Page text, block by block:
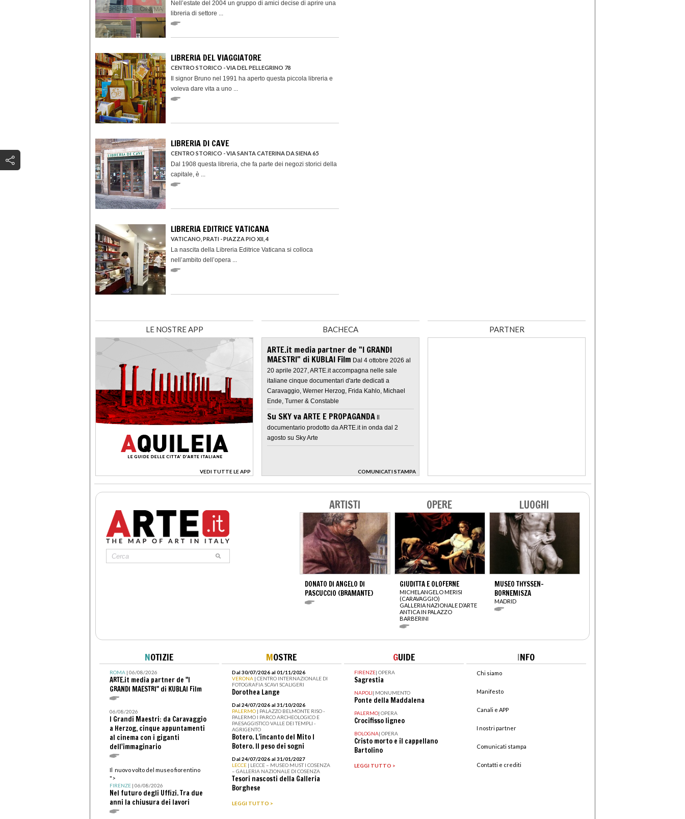
Nell’estate del 2004 un gruppo di amici decise di aprire una
libreria di settore ...
LIBRERIA DEL VIAGGIATORE
CENTRO STORICO - VIA DEL PELLEGRINO 78
Il signor Bruno nel 1991 ha aperto questa piccola libreria e
voleva dare vita a uno ...
LIBRERIA DI CAVE
CENTRO STORICO - VIA SANTA CATERINA DA SIENA 65
Dal 1908 questa libreria, che fa parte dei negozi storici della
capitale, è ...
LIBRERIA EDITRICE VATICANA
VATICANO, PRATI - PIAZZA PIO XII, 4
La nascita della Libreria Editrice Vaticana si colloca
nell’ambito dell’opera ...
LE NOSTRE APP
VEDI TUTTE LE APP
>
BACHECA
ARTE.it media partner de "I GRANDI
MAESTRI" di KUBLAI Film Dal 4 ottobre 2026 al
20 aprile 2027, ARTE.it accompagna nelle sale
italiane cinque documentari d'arte dedicati a
Caravaggio, Werner Herzog, Frida Kahlo, Michael
Ende, Turner & Constable
Su SKY va ARTE E PROPAGANDA
documentario prodotto da ARTE.it in onda dal 2
agosto su Sky Arte
COMUNICATI STAMPA
>
PARTNER
ARTISTI
DONATO DI ANGELO DI
PASCUCCIO (BRAMANTE)
OPERE
GIUDITTA E OLOFERNE
MICHELANGELO MERISI
(CARAVAGGIO)
GALLERIA NAZIONALE D’ARTE
ANTICA IN PALAZZO
BARBERINI
LUOGHI
MUSEO THYSSEN-
BORNEMISZA
MADRID
NOTIZIE
ROMA| 06/08/2026
ARTE.it media partner de "I
GRANDI MAESTRI" di KUBLAI Film
06/08/2026
I Grandi Maestri: da Caravaggio
a Herzog, cinque appuntamenti
al cinema con i giganti
dell'immaginario
Il nuovo volto del museo fiorentino
">
FIRENZE| 06/08/2026
Nel futuro degli Uffizi. Tra due
anni la chiusura dei lavori
MOSTRE
Dal 30/07/2026 al 01/11/2026
VERONA | CENTRO INTERNAZIONALE DI
FOTOGRAFIA SCAVI SCALIGERI
Dorothea Lange
Dal 24/07/2026 al 31/10/2026
PALERMO | PALAZZO BELMONTE RISO -
PALERMO I PARCO ARCHEOLOGICO E
PAESAGGISTICO VALLE DEI TEMPLI -
AGRIGENTO
Botero. L’incanto del Mito I
Botero. Il peso dei sogni
Dal 24/07/2026 al 31/01/2027
LECCE | LECCE – MUSEO MUST I COSENZA
– GALLERIA NAZIONALE DI COSENZA
Tesori nascosti della Galleria
Borghese
LEGGI TUTTO >
GUIDE
FIRENZE| OPERA
Sagrestia
NAPOLI| MONUMENTO
Ponte della Maddalena
PALERMO| OPERA
Crocifisso ligneo
BOLOGNA| OPERA
Cristo morto e il cappellano
Bartolino
LEGGI TUTTO >
INFO
Chi siamo
Manifesto
Canali e APP
I nostri partner
Comunicati stampa
Contatti e crediti